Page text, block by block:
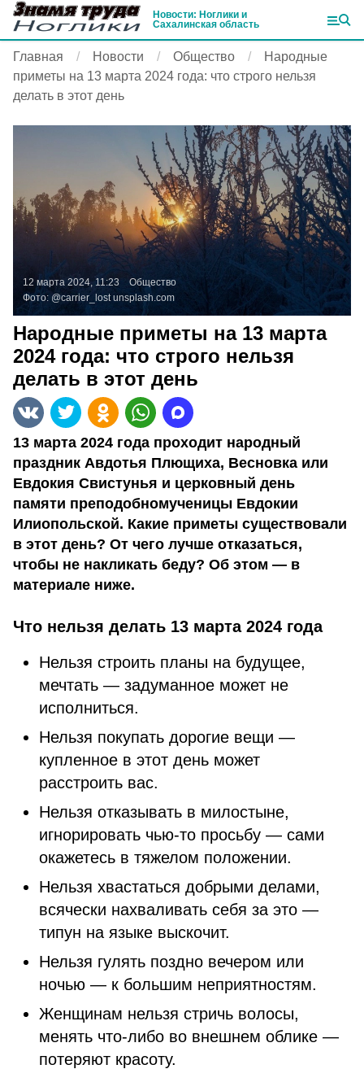
Новости: Ноглики и
Сахалинская область
Главная Новости Общество
Народные
приметы на 13 марта 2024 года: что строго нельзя
делать в этот день
12 марта 2024, 11:23
Общество
Фото: @carrier_lost unsplash.com
Народные приметы на 13 марта
2024 года: что строго нельзя
делать в этот день
13 марта 2024 года проходит народный
праздник Авдотья Плющиха, Весновка или
Евдокия Свистунья и церковный день
памяти преподобномученицы Евдокии
Илиопольской. Какие приметы существовали
в этот день? От чего лучше отказаться,
чтобы не накликать беду? Об этом — в
материале ниже.
Что нельзя делать 13 марта 2024 года
Нельзя строить планы на будущее,
мечтать — задуманное может не
исполниться.
Нельзя покупать дорогие вещи —
купленное в этот день может
расстроить вас.
Нельзя отказывать в милостыне,
игнорировать чью-то просьбу — сами
окажетесь в тяжелом положении.
Нельзя хвастаться добрыми делами,
всячески нахваливать себя за это —
типун на языке выскочит.
Нельзя гулять поздно вечером или
ночью — к большим неприятностям.
Женщинам нельзя стричь волосы,
менять что-либо во внешнем облике —
потеряют красоту.